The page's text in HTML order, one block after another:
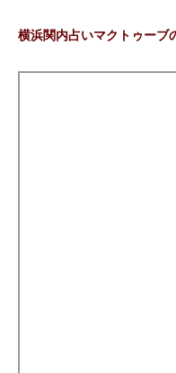
横浜関内占いマクトゥーブ